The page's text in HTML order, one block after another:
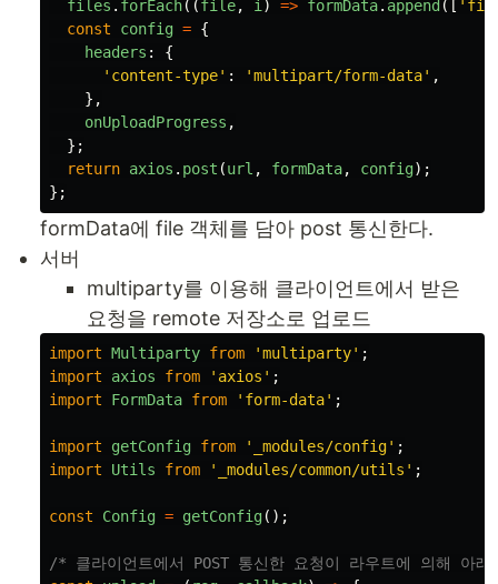
files . forEach((file, i ) => formData. append ([ '
const
config = {
headers :
{
' content-type' : 'multipart/form-data' ,
},
onUploadProgress ,
};
return axios . post (url , formData, config);
};
formData에 file 객체를 담아 post 통신한다.
서버
multiparty를 이용해 클라이언트에서 받은
요청을 remote 저장소로 업로드
import Multiparty from 'multiparty' ;
import
axios from ' axios ' ;
import
FormData from ' form-data' ;
import getConfig from ' _modules/config' ;
import
Utils from ' _modules/common/utils ' ;
const Config = getConfig();
/* 클라이언트에서 POST 통신한 요청이 라우트에 의해 아